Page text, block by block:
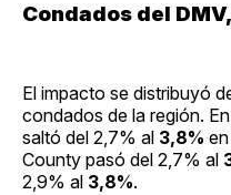
Condados del
El impacto se distribuyó
condados de la región.
saltó del 2,7% al 3,8%
County pasó del 2,7% al
2,9% al 3,8%.